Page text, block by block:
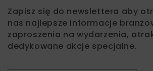
Zapisz się do newslettera aby
nas najlepsze informacje
zaproszenia na wydarzenia,
dedykowane akcje specjalne.